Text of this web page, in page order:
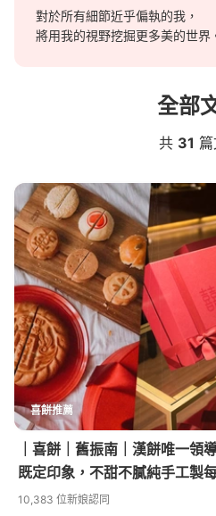
對於所有細節近乎偏執的我，
將用我的視野挖掘更多美的世界
全部
共 31
喜餅推薦
｜喜餅｜舊振南｜漢餅唯一領
既定印象，不甜不膩純手工製
10,383 位新娘認同